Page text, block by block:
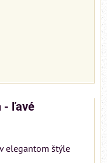
- ľavé
v elegantom štýle